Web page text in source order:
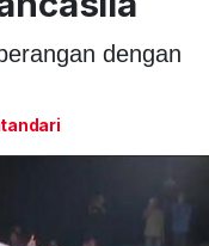
dengan